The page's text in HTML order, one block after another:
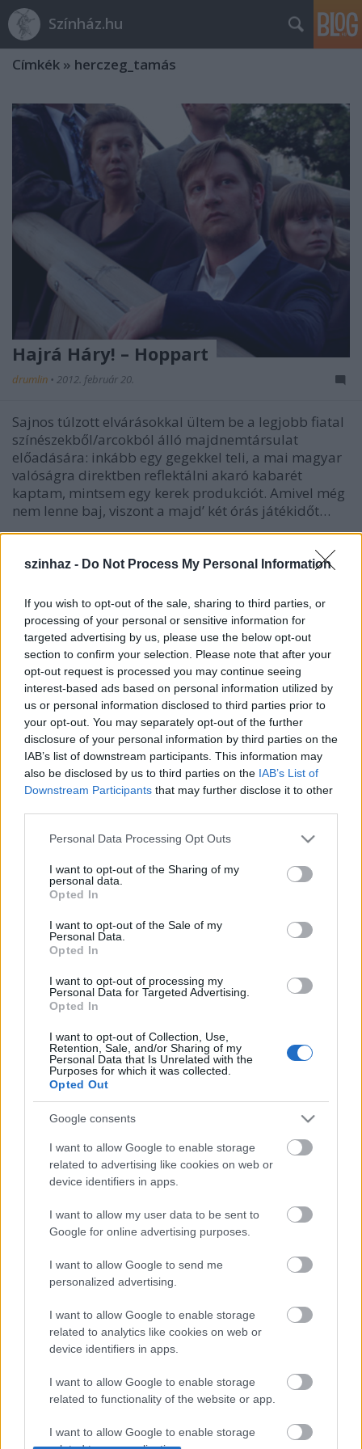
szinhaz - Do Not Process My Personal Information
If you wish to opt-out of the sale, sharing to third parties, or
processing of your personal or sensitive information for
targeted advertising by us, please use the below opt-out
section to confirm your selection. Please note that after your
opt-out request is processed you may continue seeing
interest-based ads based on personal information utilized by
us or personal information disclosed to third parties prior to
your opt-out. You may separately opt-out of the further
disclosure of your personal information by third parties on the
IAB’s list of downstream participants. This information may
also be disclosed by us to third parties on the IAB’s List of
Downstream Participants that may further disclose it to other
Please note that this website/app uses one or more Google
not limited to your visit or usage behaviour. You may click to
grant or deny consent to Google and its third-party tags to
use your data for below specified purposes in below Google
consent section.
Personal Data Processing Opt Outs
I want to opt-out of the Sharing of my
personal data.
Opted In
I want to opt-out of the Sale of my
Personal Data.
Opted In
I want to opt-out of processing my
Personal Data for Targeted Advertising.
Opted In
I want to opt-out of Collection, Use,
Retention, Sale, and/or Sharing of my
Personal Data that Is Unrelated with the
Purposes for which it was collected.
Opted Out
Google consents
I want to allow Google to enable storage
related to advertising like cookies on web or
device identifiers in apps.
I want to allow my user data to be sent to
Google for online advertising purposes.
I want to allow Google to send me
personalized advertising.
I want to allow Google to enable storage
related to analytics like cookies on web or
device identifiers in apps.
I want to allow Google to enable storage
related to functionality of the website or app.
I want to allow Google to enable storage
Színház.hu
Címkék » herczeg_tamás
Hajrá Háry! – Hoppart
drumlin • 2012. február 20.
Sajnos túlzott elvárásokkal ültem be a legjobb fiatal
színészekből/arcokból álló majdnemtársulat
előadására: inkább egy gegekkel teli, a mai magyar
valóságra direktben reflektálni akaró kabarét
kaptam, mintsem egy kerek produkciót. Amivel még
nem lenne baj, viszont a majd’ két órás játékidőt…
Szeret…lek - Hoppart*
drumlin•2011. március 02.
valószínűleg csak moziként működő Szikrában (de
kb még a 12 majmot adhatták), így az első este
rácsodálkozása a felújított hely miatt volt. Az
„alternatív szórakoztató és kulturális központ”
nagyon korrekt kis helyre sikeredett: már…
Eljövök érted - A Kezdet (Hoppart)
játszik, énekel, dalszöveget ír, rappel, rendez.
Tisztessséges státuszban az Örkényben játszik
tisztességes (mellék)szerepeket, majd miután itt
zsakettet, afféle Mr. Hyde-ként padlástereken,…